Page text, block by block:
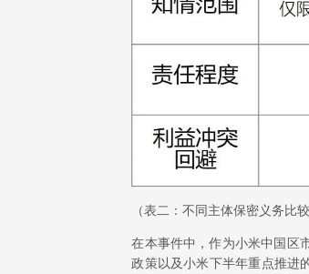
（表二：不同主体保密义务比较
在本事件中，作为小米中国区
政策以及小米下半年重点推进